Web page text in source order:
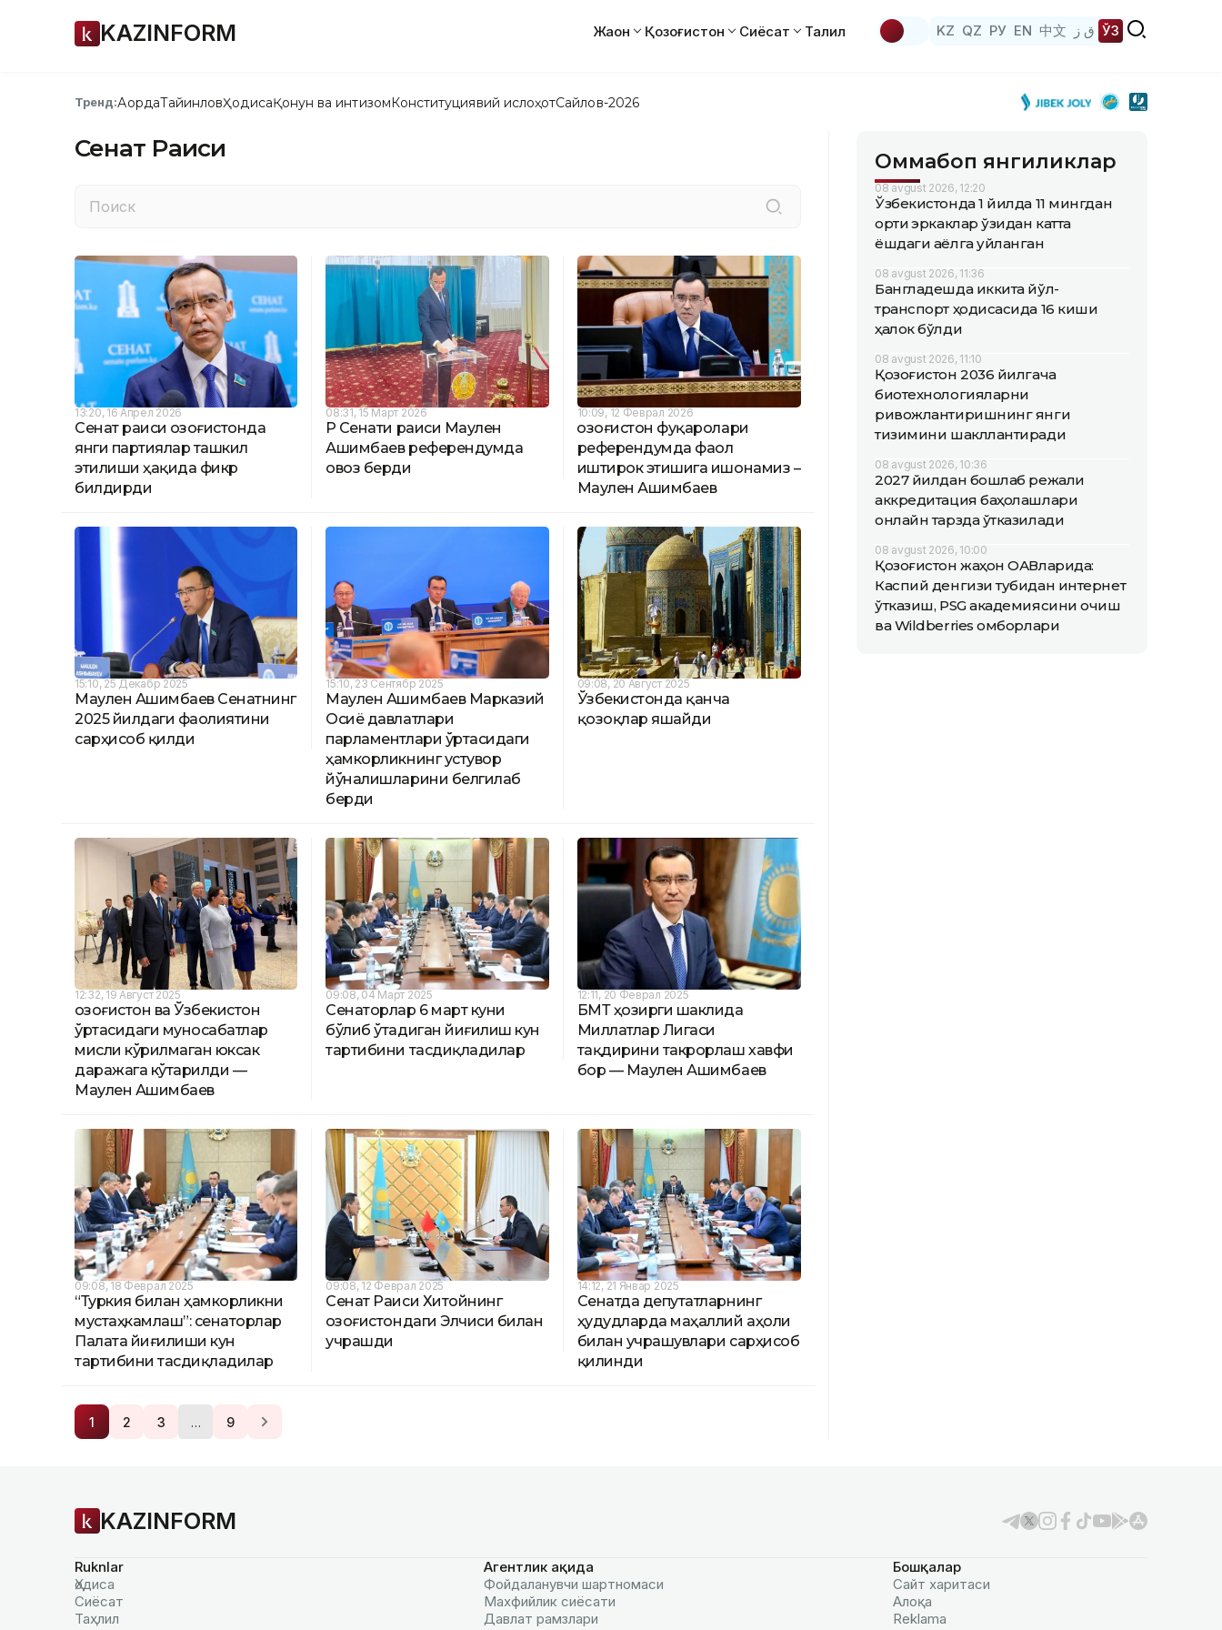
KAZINFORM Жаҳон Қозоғистон Сиёсат Таҳлил KZ QZ РУ EN 中文 ق ز ЎЗ
Тренд:АқордаТайинловҲодисаҚонун ва интизомКонституциявий ислоҳотСайлов-2026
Сенат Раиси
13:20, 16 Апрел 2026
Сенат раиси Қозоғистонда
янги партиялар ташкил
этилиши ҳақида фикр
билдирди
08:31, 15 Март 2026
ҚР Сенати раиси Маулен
Ашимбаев референдумда
овоз берди
10:09, 12 Феврал 2026
Қозоғистон фуқаролари
референдумда фаол
иштирок этишига ишонамиз –
Маулен Ашимбаев
15:10, 25 Декабр 2025
Маулен Ашимбаев Сенатнинг
2025 йилдаги фаолиятини
сарҳисоб қилди
15:10, 23 Сентябр 2025
Маулен Ашимбаев Марказий
Осиё давлатлари
парламентлари ўртасидаги
ҳамкорликнинг устувор
йўналишларини белгилаб
берди
09:08, 20 Август 2025
Ўзбекистонда қанча
қозоқлар яшайди
12:32, 19 Август 2025
Қозоғистон ва Ўзбекистон
ўртасидаги муносабатлар
мисли кўрилмаган юксак
даражага кўтарилди —
Маулен Ашимбаев
09:08, 04 Март 2025
Сенаторлар 6 март куни
бўлиб ўтадиган йиғилиш кун
тартибини тасдиқладилар
12:11, 20 Феврал 2025
БМТ ҳозирги шаклида
Миллатлар Лигаси
тақдирини такрорлаш хавфи
бор — Маулен Ашимбаев
09:08, 18 Феврал 2025
“Туркия билан ҳамкорликни
мустаҳкамлаш”: сенаторлар
Палата йиғилиши кун
тартибини тасдиқладилар
09:08, 12 Феврал 2025
Сенат Раиси Хитойнинг
Қозоғистондаги Элчиси билан
учрашди
14:12, 21 Январ 2025
Сенатда депутатларнинг
ҳудудларда маҳаллий аҳоли
билан учрашувлари сарҳисоб
қилинди
1 2 3 … 9
Оммабоп янгиликлар
08 avgust 2026, 12:20
Ўзбекистонда 1 йилда 11 мингдан
ортиқ эркаклар ўзидан катта
ёшдаги аёлга уйланган
08 avgust 2026, 11:36
Бангладешда иккита йўл-
транспорт ҳодисасида 16 киши
ҳалок бўлди
08 avgust 2026, 11:10
Қозоғистон 2036 йилгача
биотехнологияларни
ривожлантиришнинг янги
тизимини шакллантиради
08 avgust 2026, 10:36
2027 йилдан бошлаб режали
аккредитация баҳолашлари
онлайн тарзда ўтказилади
08 avgust 2026, 10:00
Қозоғистон жаҳон ОАВларида:
Каспий денгизи тубидан интернет
ўтказиш, PSG академиясини очиш
ва Wildberries омборлари
KAZINFORM
Ruknlar
Ҳодиса
Сиёсат
Таҳлил
Агентлик ҳақида
Фойдаланувчи шартномаси
Махфийлик сиёсати
Давлат рамзлари
Бошқалар
Сайт харитаси
Алоқа
Reklamа